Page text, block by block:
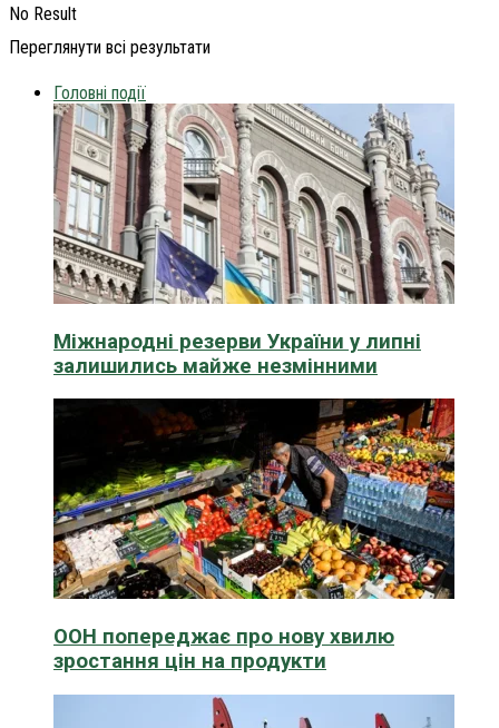
No Result
Переглянути всі результати
Головні події
Міжнародні резерви України у липні
залишились майже незмінними
ООН попереджає про нову хвилю
зростання цін на продукти